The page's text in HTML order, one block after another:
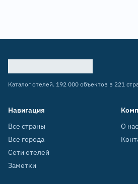
Каталог отелей. 192 000 объектов в 221
Навигация
Все страны
Все города
Сети отелей
Заметки
О нас